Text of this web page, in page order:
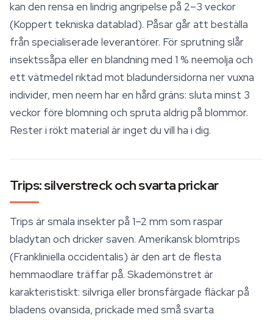
kan den rensa en lindrig angripelse på 2–3 veckor
(Koppert tekniska datablad). Påsar går att beställa
från specialiserade leverantörer. För sprutning slår
insektssåpa eller en blandning med 1 % neemolja och
ett vätmedel riktad mot bladundersidorna ner vuxna
individer, men neem har en hård gräns: sluta minst 3
veckor före blomning och spruta aldrig på blommor.
Rester i rökt material är inget du vill ha i dig.
Trips: silverstreck och svarta prickar
Trips är smala insekter på 1–2 mm som raspar
bladytan och dricker saven. Amerikansk blomtrips
(Frankliniella occidentalis) är den art de flesta
hemmaodlare träffar på. Skademönstret är
karakteristiskt: silvriga eller bronsfärgade fläckar på
bladens ovansida, prickade med små svarta